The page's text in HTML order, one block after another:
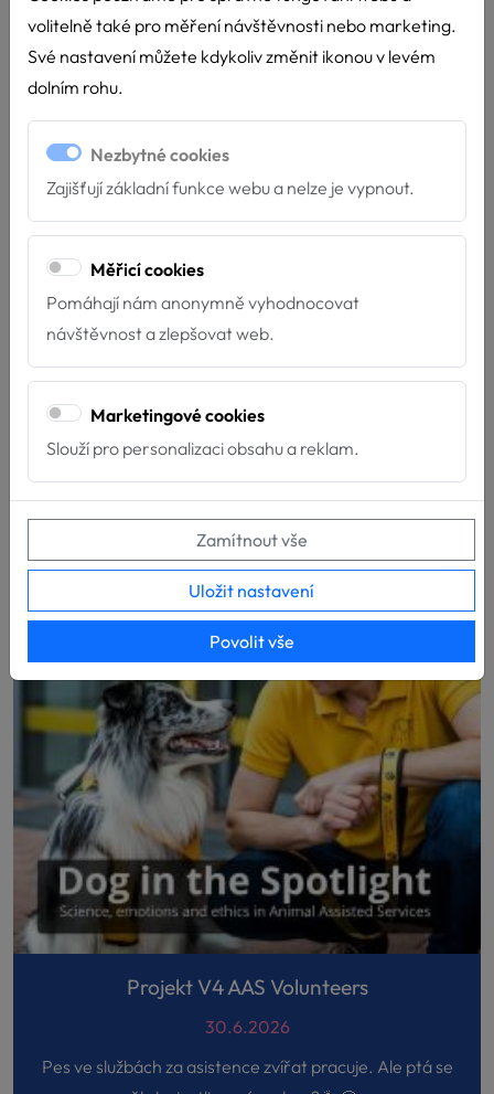
Nové týmy u Hafíka
4.7.2026
Máme velkou radost z nových týmů, které završily
Projekt V4 AAS Volunteers
30.6.2026
Pes ve službách za asistence zvířat pracuje. Ale ptá se
volitelně také pro měření návštěvnosti nebo marketing.
Své nastavení můžete kdykoliv změnit ikonou v levém
dolním rohu.
Nezbytné cookies
Zajišťují základní funkce webu a nelze je vypnout.
Měřicí cookies
Pomáhají nám anonymně vyhodnocovat
návštěvnost a zlepšovat web.
Marketingové cookies
Slouží pro personalizaci obsahu a reklam.
Zamítnout vše
Uložit nastavení
Povolit vše